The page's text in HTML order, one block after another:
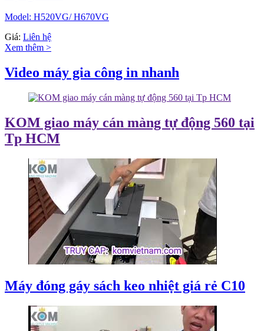
Model: H520VG/ H670VG
Giá: Liên hệ
Xem thêm >
Video máy gia công in nhanh
KOM giao máy cán màng tự động 560 tại
Tp HCM
Máy đóng gáy sách keo nhiệt giá rẻ C10